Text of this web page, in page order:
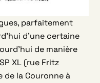
parfaitement
d’une certaine
de manière
XL (rue Fritz
de la Couronne à